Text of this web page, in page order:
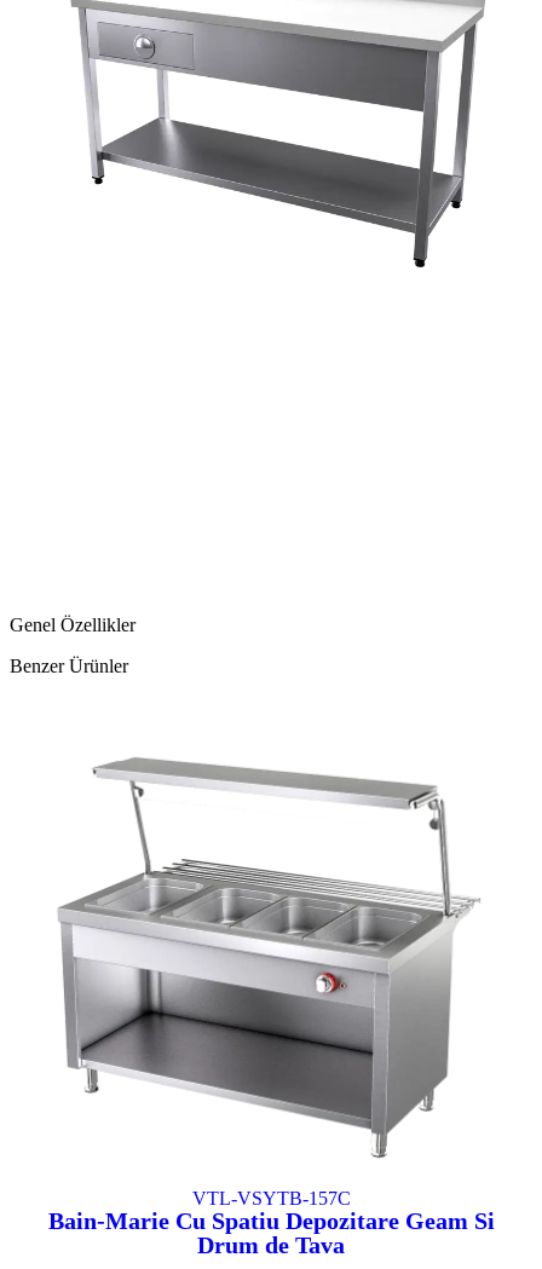
Genel Özellikler
Benzer Ürünler
VTL-VSYTB-157C
Bain-Marie Cu Spatiu Depozitare Geam Si
Drum de Tava